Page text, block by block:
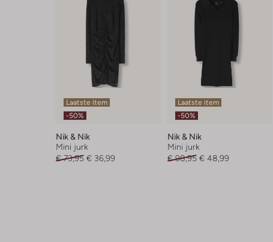
Laatste item
-50%
Nik & Nik
Mini jurk
€ 73,95 € 36,99
Laatste item
-50%
Nik & Nik
Mini jurk
€ 98,95 € 48,99